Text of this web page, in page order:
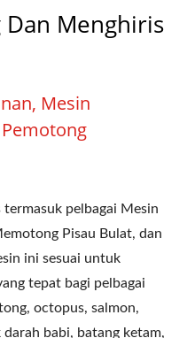
Menghiris
Mesin
pelbagai Mesin
Pisau Bulat, dan
ini sesuai untuk
tepat bagi pelbagai
octopus, salmon,
darah babi, batang ketam,